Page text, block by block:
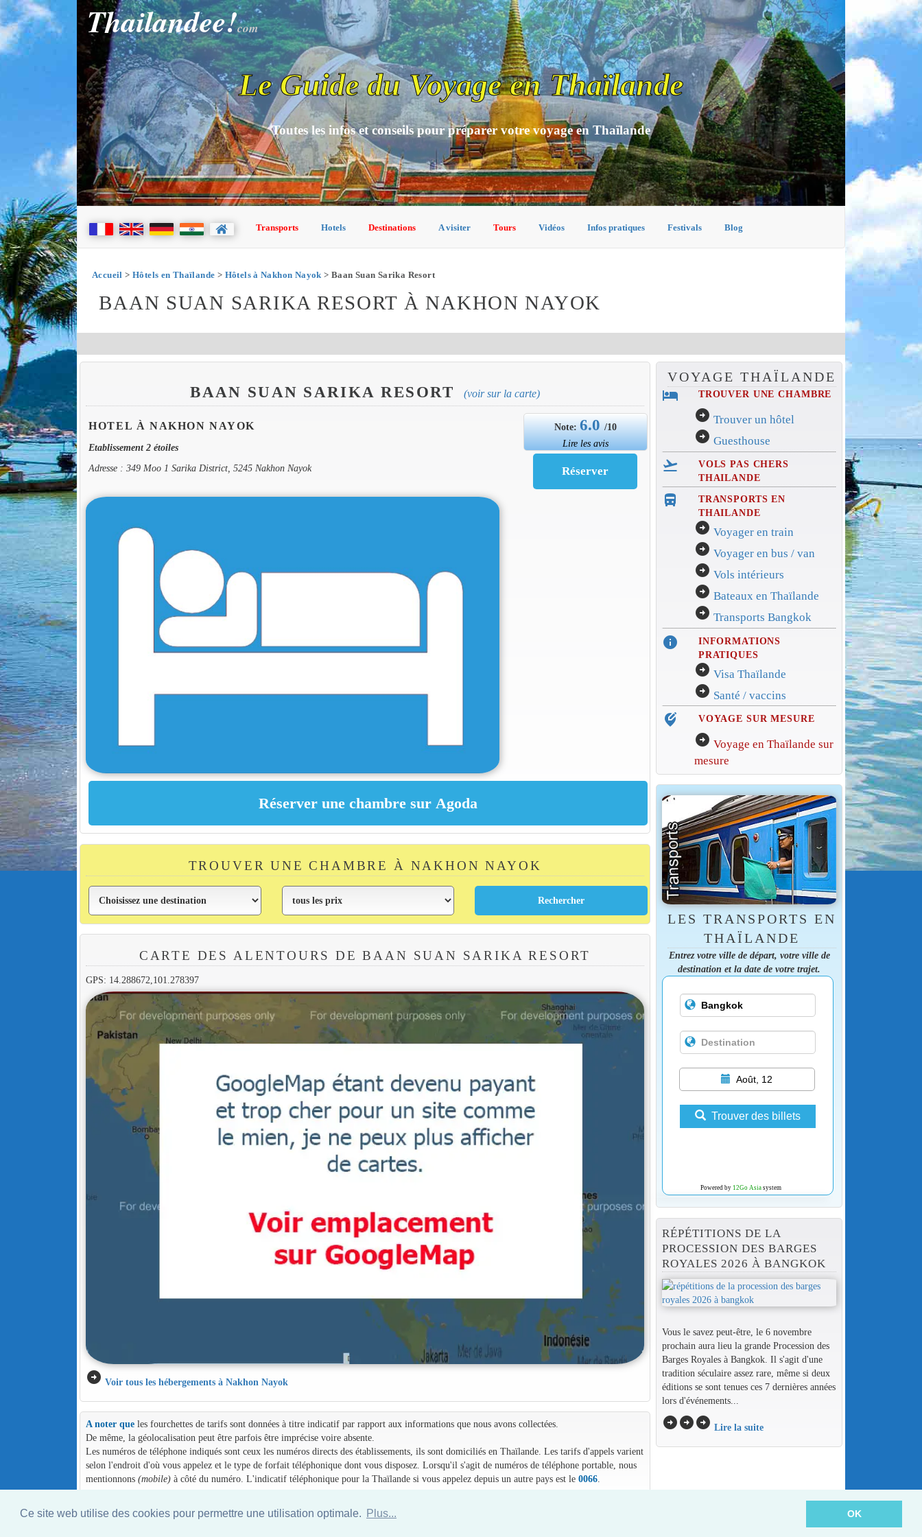
Ce site web utilise des cookies pour permettre une utilisation optimale. Plus... OK
Thailandee!com
Le Guide du Voyage en Thaïlande
Toutes les infos et conseils pour préparer votre voyage en Thaïlande
Transports Hotels Destinations A visiter Tours Vidéos Infos pratiques Festivals Blog
Accueil > Hôtels en Thaïlande > Hôtels à Nakhon Nayok > Baan Suan Sarika Resort
BAAN SUAN SARIKA RESORT À NAKHON NAYOK
BAAN SUAN SARIKA RESORT (voir sur la carte)
HOTEL À NAKHON NAYOK
Etablissement 2 étoiles
Adresse : 349 Moo 1 Sarika District, 5245 Nakhon Nayok
Note:6.0/10
Lire les avis
TROUVER UNE CHAMBRE À NAKHON NAYOK
CARTE DES ALENTOURS DE BAAN SUAN SARIKA RESORT
GPS: 14.288672,101.278397
arrow_circle_right Voir tous les hébergements à Nakhon Nayok
A noter queles fourchettes de tarifs sont données à titre indicatif par rapport aux informations que nous avons collectées.
De même, la géolocalisation peut être parfois être imprécise voire absente.
Les numéros de téléphone indiqués sont ceux les numéros directs des établissements, ils sont domiciliés en Thaïlande. Les tarifs d'appels varient
selon l'endroit d'où vous appelez et le type de forfait téléphonique dont vous disposez. Lorsqu'il s'agit de numéros de téléphone portable, nous
mentionnons (mobile)à côté du numéro. L'indicatif téléphonique pour la Thaïlande si vous appelez depuis un autre pays est le 0066.
VOYAGE THAÏLANDE
hotel TROUVER UNE CHAMBRE
arrow_circle_right Trouver un hôtel
arrow_circle_right Guesthouse
flight_takeoff
VOLS PAS CHERS
THAILANDE
directions_bus_filled
TRANSPORTS EN
THAILANDE
arrow_circle_right Voyager en train
arrow_circle_right Voyager en bus / van
arrow_circle_right Vols intérieurs
arrow_circle_right Bateaux en Thaïlande
arrow_circle_right Transports Bangkok
info
INFORMATIONS
PRATIQUES
arrow_circle_right Visa Thaïlande
arrow_circle_right Santé / vaccins
edit_location_alt VOYAGE SUR MESURE
arrow_circle_right Voyage en Thaïlande sur
mesure
LES TRANSPORTS EN
THAÏLANDE
Entrez votre ville de départ, votre ville de
destination et la date de votre trajet.
Août, 12
Trouver des billets
Powered by 12Go Asiasystem
RÉPÉTITIONS DE LA
PROCESSION DES BARGES
ROYALES 2026 À BANGKOK
Vous le savez peut-être, le 6 novembre
prochain aura lieu la grande Procession des
Barges Royales à Bangkok. Il s'agit d'une
tradition séculaire assez rare, même si deux
éditions se sont tenues ces 7 dernières années
lors d'événements...
arrow_circle_rightarrow_circle_rightarrow_circle_right Lire la suite
Annuaire des hotels Thailande